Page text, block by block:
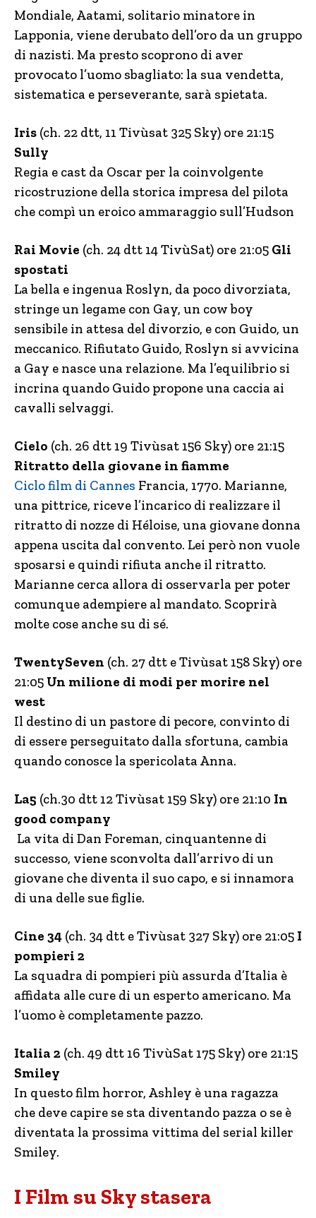
Mondiale, Aatami, solitario minatore in
Lapponia, viene derubato dell’oro da un gruppo
di nazisti. Ma presto scoprono di aver
provocato l’uomo sbagliato: la sua vendetta,
sistematica e perseverante, sarà spietata.
Iris (ch. 22 dtt, 11 Tivùsat 325 Sky) ore 21:15
Sully
Regia e cast da Oscar per la coinvolgente
ricostruzione della storica impresa del pilota
che compì un eroico ammaraggio sull’Hudson
Rai Movie (ch. 24 dtt 14 TivùSat) ore 21:05 Gli
spostati
La bella e ingenua Roslyn, da poco divorziata,
stringe un legame con Gay, un cow boy
sensibile in attesa del divorzio, e con Guido, un
meccanico. Rifiutato Guido, Roslyn si avvicina
a Gay e nasce una relazione. Ma l’equilibrio si
incrina quando Guido propone una caccia ai
cavalli selvaggi.
Cielo (ch. 26 dtt 19 Tivùsat 156 Sky) ore 21:15
Ritratto della giovane in fiamme
Ciclo film di Cannes Francia, 1770. Marianne,
una pittrice, riceve l’incarico di realizzare il
ritratto di nozze di Héloise, una giovane donna
appena uscita dal convento. Lei però non vuole
sposarsi e quindi rifiuta anche il ritratto.
Marianne cerca allora di osservarla per poter
comunque adempiere al mandato. Scoprirà
molte cose anche su di sé.
TwentySeven (ch. 27 dtt e Tivùsat 158 Sky) ore
21:05 Un milione di modi per morire nel
west
Il destino di un pastore di pecore, convinto di
di essere perseguitato dalla sfortuna, cambia
quando conosce la spericolata Anna.
La5 (ch.30 dtt 12 Tivùsat 159 Sky) ore 21:10 In
good company
La vita di Dan Foreman, cinquantenne di
successo, viene sconvolta dall’arrivo di un
giovane che diventa il suo capo, e si innamora
di una delle sue figlie.
Cine 34 (ch. 34 dtt e Tivùsat 327 Sky) ore 21:05 I
pompieri 2
La squadra di pompieri più assurda d’Italia è
affidata alle cure di un esperto americano. Ma
l’uomo è completamente pazzo.
Italia 2 (ch. 49 dtt 16 TivùSat 175 Sky) ore 21:15
Smiley
In questo film horror, Ashley è una ragazza
che deve capire se sta diventando pazza o se è
diventata la prossima vittima del serial killer
Smiley.
I Film su Sky stasera